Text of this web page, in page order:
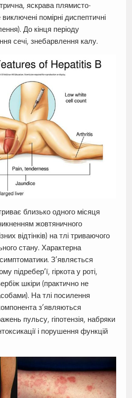
яскрава плямисто-
помірні диспептичні
До кінця періоду
сечі, знебарвлення калу.
близько одного місяця
жовтяничного
відтінків) на тлі триваючого
стану. Характерна
симптоматики. З’являється
підребер’ї, гіркота у роті,
шкіри (практично не
На тлі посилення
з’являються
пульсу, гіпотензія, набряки
і порушення функцій